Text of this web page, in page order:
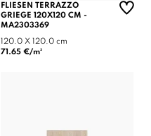
FLIESEN TERRAZZO
GRIEGE 120X120 CM -
MA2303369
120.0 X 120.0 cm
71.65 €/m²